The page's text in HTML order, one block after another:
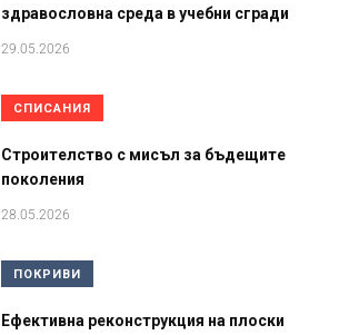
здравословна среда в учебни сгради
29.05.2026
СПИСАНИЯ
Строителство с мисъл за бъдещите
поколения
28.05.2026
ПОКРИВИ
Ефективна реконструкция на плоски